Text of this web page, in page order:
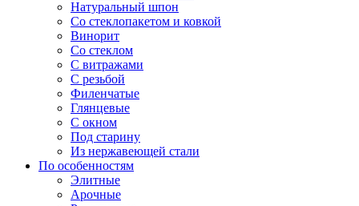
Натуральный шпон
Со стеклопакетом и ковкой
Винорит
Со стеклом
С витражами
С резьбой
Филенчатые
Глянцевые
С окном
Под старину
Из нержавеющей стали
По особенностям
Элитные
Арочные